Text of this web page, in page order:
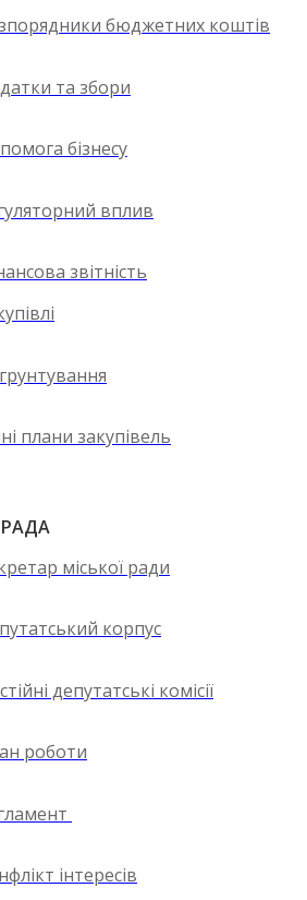
бюджетних коштів
та збори
бізнесу
вплив
звітність
плани закупівель
РАДА
міської ради
корпус
депутатські комісії
роботи
інтересів